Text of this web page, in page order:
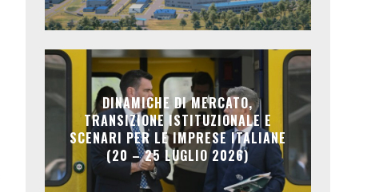
DINAMICHE DI MERCATO,
TRANSIZIONE ISTITUZIONALE E
SCENARI PER LE IMPRESE ITALIANE
(20 – 25 LUGLIO 2026)